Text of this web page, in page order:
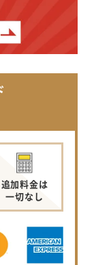
追加料金は
一切なし